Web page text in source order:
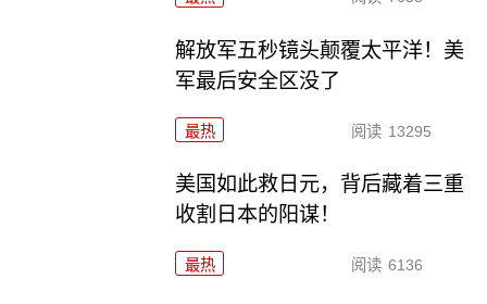
解放军五秒镜头颠覆太平洋！美
军最后安全区没了
最热 阅读 13295
美国如此救日元，背后藏着三重
收割日本的阳谋！
最热 阅读 6136